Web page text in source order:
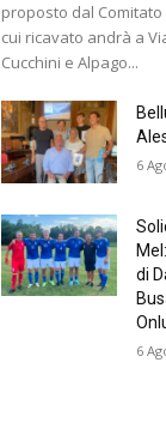
proposto dal Comitato
cui ricavato andrà a
Cucchini e Alpago...
6
di
6